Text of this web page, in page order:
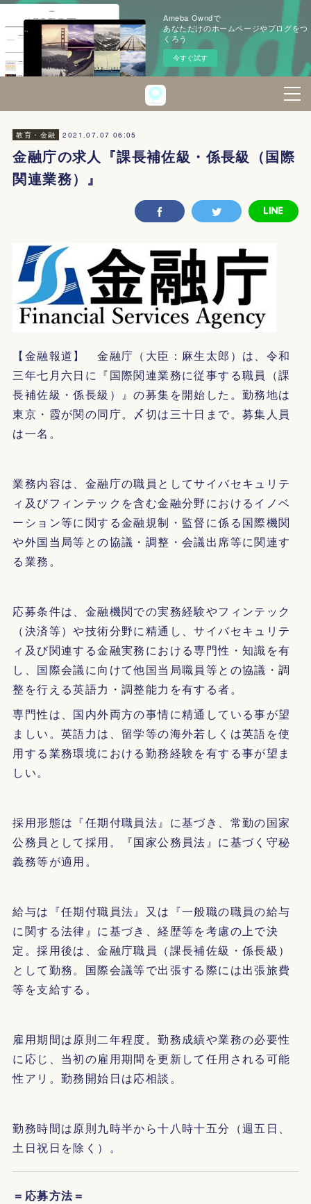
Ameba Owndで
あなただけのホームページやブログをつ
くろう
今すぐ試す
教育・金融 2021.07.07 06:05
金融庁の求人『課長補佐級・係長級（国際
関連業務）』
【金融報道】 金融庁（大臣：麻生太郎）は、令和
三年七月六日に『国際関連業務に従事する職員（課
長補佐級・係長級）』の募集を開始した。勤務地は
東京・霞が関の同庁。〆切は三十日まで。募集人員
は一名。
業務内容は、金融庁の職員としてサイバセキュリテ
ィ及びフィンテックを含む金融分野におけるイノベ
ーション等に関する金融規制・監督に係る国際機関
や外国当局等との協議・調整・会議出席等に関連す
る業務。
応募条件は、金融機関での実務経験やフィンテック
（決済等）や技術分野に精通し、サイバセキュリテ
ィ及び関連する金融実務における専門性・知識を有
し、国際会議に向けて他国当局職員等との協議・調
整を行える英語力・調整能力を有する者。
専門性は、国内外両方の事情に精通している事が望
ましい。英語力は、留学等の海外若しくは英語を使
用する業務環境における勤務経験を有する事が望ま
しい。
採用形態は『任期付職員法』に基づき、常勤の国家
公務員として採用。『国家公務員法』に基づく守秘
義務等が適用。
給与は『任期付職員法』又は『一般職の職員の給与
に関する法律』に基づき、経歴等を考慮の上で決
定。採用後は、金融庁職員（課長補佐級・係長級）
として勤務。国際会議等で出張する際には出張旅費
等を支給する。
雇用期間は原則二年程度。勤務成績や業務の必要性
に応じ、当初の雇用期間を更新して任用される可能
性アリ。勤務開始日は応相談。
勤務時間は原則九時半から十八時十五分（週五日、
土日祝日を除く）。
＝応募方法＝